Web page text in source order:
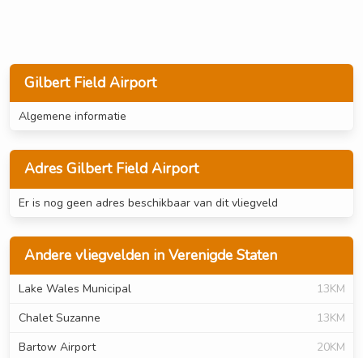
Gilbert Field Airport
Algemene informatie
Adres Gilbert Field Airport
Er is nog geen adres beschikbaar van dit vliegveld
Andere vliegvelden in Verenigde Staten
Lake Wales Municipal
13KM
Chalet Suzanne
13KM
Bartow Airport
20KM